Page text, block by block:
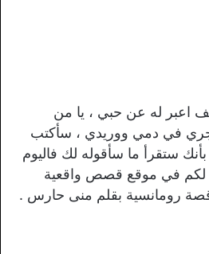
اعبر له عن حبي ، يا من
في دمي ووريدي ، سأكتب
ستقرأ ما سأقوله لك فاليوم
في موقع قصص واقعية
رومانسية بقلم منى حارس .